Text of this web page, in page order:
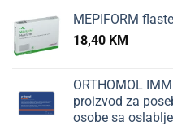
MEPIFORM
18,40 KM
ORTHOMOL
proizvod za
osobe sa